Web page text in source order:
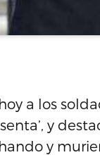
a los
y
y